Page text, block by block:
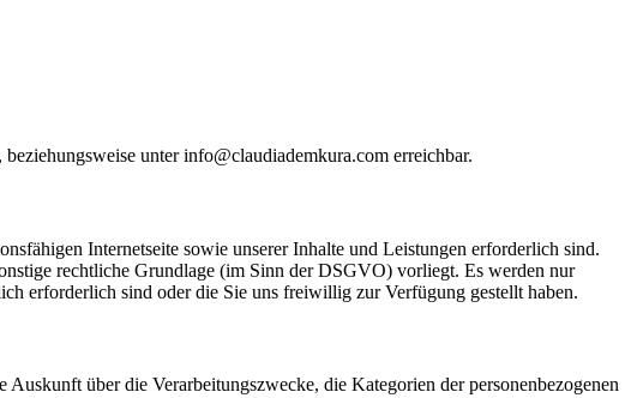
unter info@claudiademkura.com erreichbar.
Internetseite sowie unserer Inhalte und Leistungen erforderlich sind.
rechtliche Grundlage (im Sinn der DSGVO) vorliegt. Es werden nur
erforderlich sind oder die Sie uns freiwillig zur Verfügung gestellt haben.
über die Verarbeitungszwecke, die Kategorien der personenbezogenen